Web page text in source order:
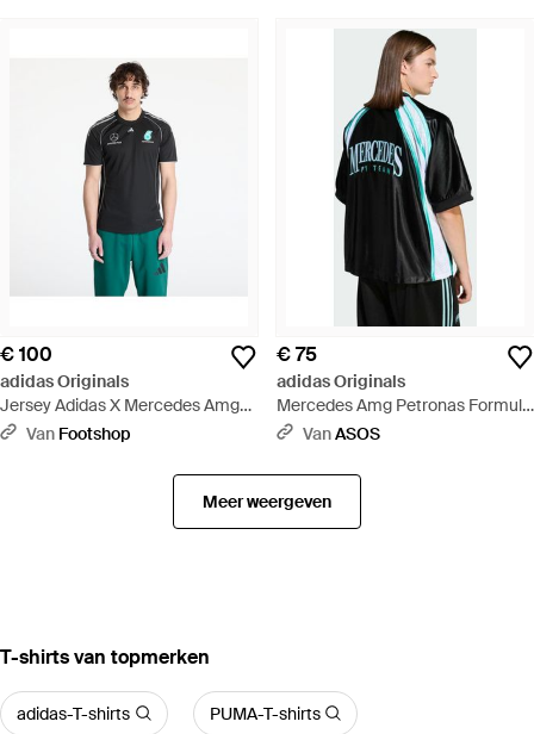
€ 100
adidas Originals
Jersey Adidas X Mercedes Amg
Petronas F1 Team Mechanics
Van Footshop
€ 75
adidas Originals
Mercedes Amg Petronas Formula
One - Zwart
VanASOS
Meer weergeven
‪T-shirts‬ van topmerken
adidas-T-shirts PUMA-T-shirts